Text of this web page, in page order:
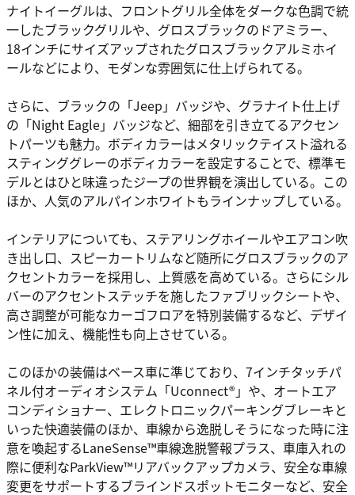
ナイトイーグルは、フロントグリル全体をダークな色調で統
一したブラックグリルや、グロスブラックのドアミラー、
18インチにサイズアップされたグロスブラックアルミホイ
ールなどにより、モダンな雰囲気に仕上げられてる。
さらに、ブラックの「Jeep」バッジや、グラナイト仕上げ
の「Night Eagle」バッジなど、細部を引き立てるアクセン
トパーツも魅力。ボディカラーはメタリックテイスト溢れる
スティンググレーのボディカラーを設定することで、標準モ
デルとはひと味違ったジープの世界観を演出している。この
ほか、人気のアルパインホワイトもラインナップしている。
インテリアについても、ステアリングホイールやエアコン吹
き出し口、スピーカートリムなど随所にグロスブラックのア
クセントカラーを採用し、上質感を高めている。さらにシル
バーのアクセントステッチを施したファブリックシートや、
高さ調整が可能なカーゴフロアを特別装備するなど、デザイ
ン性に加え、機能性も向上させている。
このほかの装備はベース車に準じており、7インチタッチパ
ネル付オーディオシステム「Uconnect®」や、オートエア
コンディショナー、エレクトロニックパーキングブレーキと
いった快適装備のほか、車線から逸脱しそうになった時に注
意を喚起するLaneSense™車線逸脱警報プラス、車庫入れの
際に便利なParkView™リアバックアップカメラ、安全な車線
変更をサポートするブラインドスポットモニターなど、安全